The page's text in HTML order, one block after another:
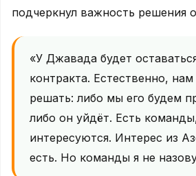
подчеркнул важность решения
«У Джавада будет
контракта. Естественно,
решать: либо мы его будем
либо он уйдёт. Есть
интересуются. Интерес из
есть. Но команды я не